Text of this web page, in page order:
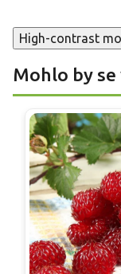
High-contrast
Mohlo by